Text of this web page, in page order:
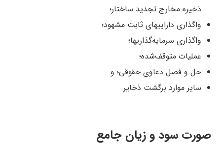
ذخیره مخارج تجدید ساختار؛
واگذاری داراییهای ثابت مشهود؛
واگذاری سرمایه‌گذاریها؛
عملیات متوقف‌شده؛
حل و فصل دعاوی حقوقی؛ و
سایر موارد برگشت ذخایر.
صورت سود و زیان جامع